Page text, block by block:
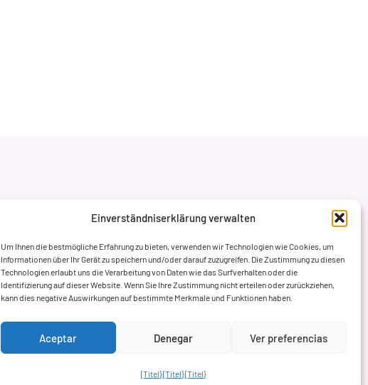
Einverständniserklärung verwalten
Um Ihnen die bestmögliche Erfahrung zu bieten, verwenden wir Technologien wie Cookies, um
Informationen über Ihr Gerät zu speichern und/oder darauf zuzugreifen. Die Zustimmung zu diesen
Technologien erlaubt uns die Verarbeitung von Daten wie das Surfverhalten oder die
Identifizierung auf dieser Website. Wenn Sie Ihre Zustimmung nicht erteilen oder zurückziehen,
kann dies negative Auswirkungen auf bestimmte Merkmale und Funktionen haben.
Aceptar Denegar Ver preferencias
{Titel}{Titel}{Titel}